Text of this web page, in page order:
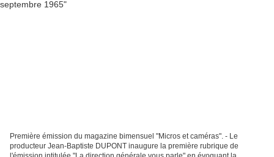
Première émission du magazine bimensuel "Micros et caméras". - Le
producteur Jean-Baptiste DUPONT inaugure la première rubrique de